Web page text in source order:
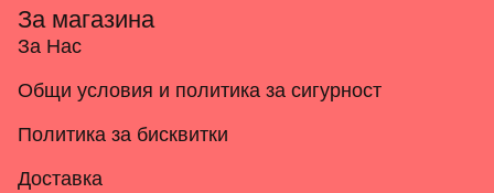
За магазина
За Нас
Общи условия и политика за сигурност
Политика за бисквитки
Доставка